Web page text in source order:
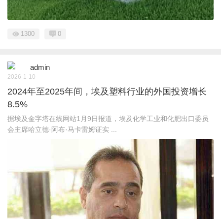
1300 0
admin
2026-1-10
2024年至2025年间，埃及塑料行业的外国投资增长
8.5%
据埃及金字塔在线网站1月9日报道，埃及化学工业和化肥出口委员
会主席哈立德·阿布·马卡雷姆证实 ...